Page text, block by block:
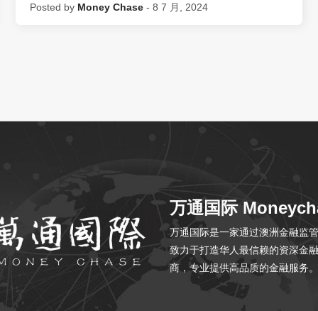
Posted by Money Chase - 8 7 月, 2024
万通国际
万通国际是一家通过澳洲金融监
致力于打造华人最信赖的资深金
商，专业提供高品质的金融服务。